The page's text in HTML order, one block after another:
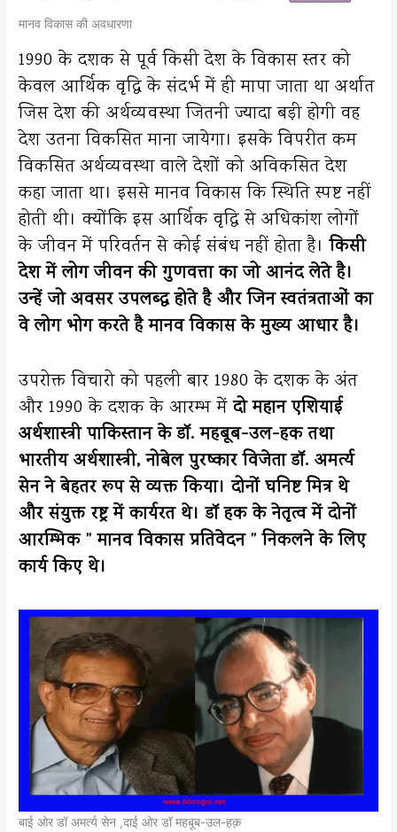
मानव विकास की अवधारणा
1990 के दशक से पूर्व किसी देश के विकास स्तर को
केवल आर्थिक वृद्धि के संदर्भ में ही मापा जाता था अर्थात
जिस देश की अर्थव्यवस्था जितनी ज्यादा बड़ी होगी वह
देश उतना विकसित माना जायेगा। इसके विपरीत कम
विकसित अर्थव्यवस्था वाले देशों को अविकसित देश
कहा जाता था। इससे मानव विकास कि स्थिति स्पष्ट नहीं
होती थी। क्योंकि इस आर्थिक वृद्धि से अधिकांश लोगों
के जीवन में परिवर्तन से कोई संबंध नहीं होता है। किसी
देश में लोग जीवन की गुणवत्ता का जो आनंद लेते है।
उन्हें जो अवसर उपलब्द्ध होते है और जिन स्वतंत्रताओं का
वे लोग भोग करते है मानव विकास के मुख्य आधार है।
उपरोक्त विचारो को पहली बार 1980 के दशक के अंत
और 1990 के दशक के आरम्भ मेंदो महान एशियाई
अर्थशास्त्री पाकिस्तान के डॉ. महबूब-उल-हक तथा
भारतीय अर्थशास्त्री, नोबेल पुरष्कार विजेता डॉ. अमर्त्य
सेन ने बेहतर रूप से व्यक्त किया। दोनों घनिष्ट मित्र थे
और संयुक्त रष्ट्र में कार्यरत थे। डॉ हक के नेतृत्व में दोनों
आरम्भिक ” मानव विकास प्रतिवेदन ” निकलने के लिए
कार्य किए थे।
बाई ओर डॉ अमर्त्य सेन ,दाई ओर डॉ महबूब-उल-हक़